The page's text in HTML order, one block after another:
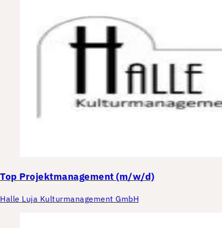
Top Projektmanagement (m/w/d)
Halle Luja Kulturmanagement GmbH